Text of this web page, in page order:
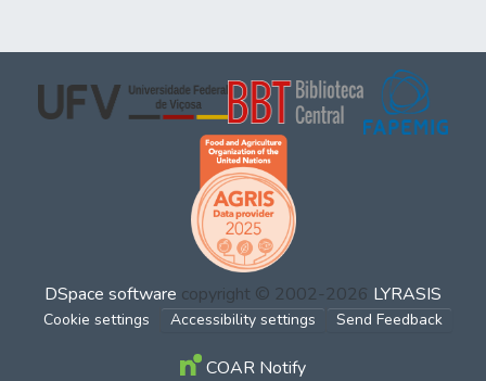
DSpace software copyright © 2002-2026 LYRASIS
Cookie settings Accessibility settings Send Feedback
COAR Notify